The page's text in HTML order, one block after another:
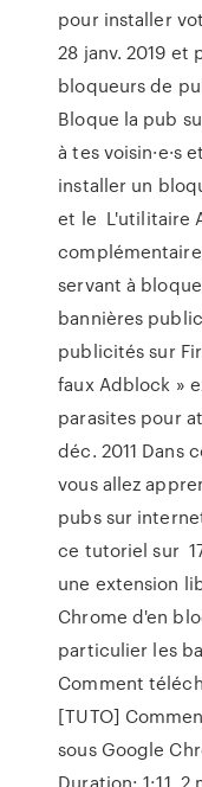
pour installer
28 janv. 2019
bloqueurs de
Bloque la pub
à tes voisin·e·s
installer un
et le L'utilitaire
servant à
bannières
publicités sur
faux Adblock »
parasites pour
déc. 2011 Dans
vous allez
pubs sur
ce tutoriel sur
une extension
Chrome d'en
particulier les
Comment
[TUTO]
sous Google
Duration: 1:11. 2